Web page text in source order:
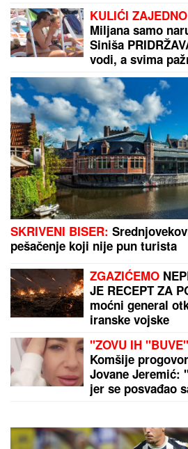
KULIĆI
Miljana samo
Siniša
vodi, a svima
SESTRA Tijana
SKRIVENI BISER:
pešačenje koji nije pun turista
ZGAZIĆEMO
JE RECEPT ZA
moćni general
iranske vojske
"ZOVU IH
Komšije
Jovane Jeremić:
jer se posvađao